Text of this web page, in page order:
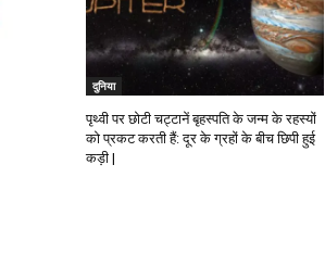
दुनिया
पृथ्वी पर छोटी चट्टानें बृहस्पति के जन्म के रहस्यों
को प्रकट करती हैं: दूर के ग्रहों के बीच छिपी हुई
कड़ी |